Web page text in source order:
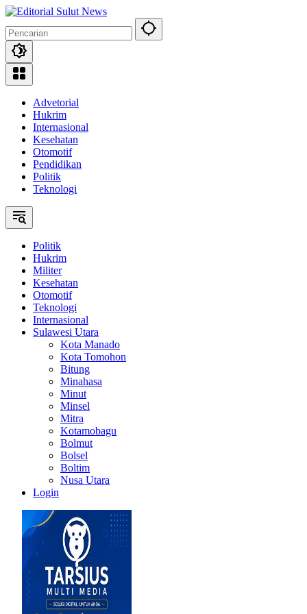
Langsung
konten
Advetorial
Hukrim
Internasional
Kesehatan
Otomotif
Pendidikan
Politik
Teknologi
Politik
Hukrim
Militer
Kesehatan
Otomotif
Teknologi
Internasional
Sulawesi Utara
Kota Manado
Kota Tomohon
Bitung
Minahasa
Minut
Minsel
Mitra
Kotamobagu
Bolmut
Bolsel
Boltim
Nusa Utara
Login